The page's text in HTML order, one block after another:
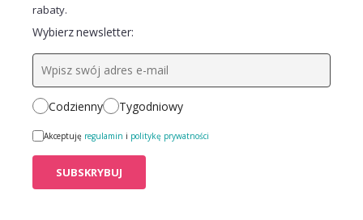
rabaty.
Wybierz newsletter:
Codzienny Tygodniowy
Akceptuję regulamin i politykę prywatności